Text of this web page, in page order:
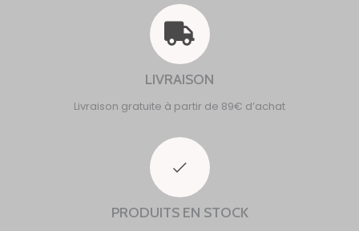
LIVRAISON
Livraison gratuite à partir de 89€ d’achat
PRODUITS EN STOCK